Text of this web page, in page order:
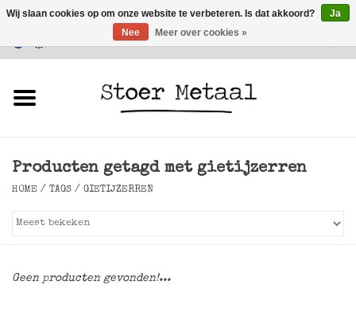
Klantenservice
Verlichting
Producten getagd met gietijzerren
HOME / TAGS / GIETIJZERREN
Geen producten gevonden!...
Wij slaan cookies op om onze website te verbeteren. Is dat akkoord?
Ja
Nee
Meer over cookies »